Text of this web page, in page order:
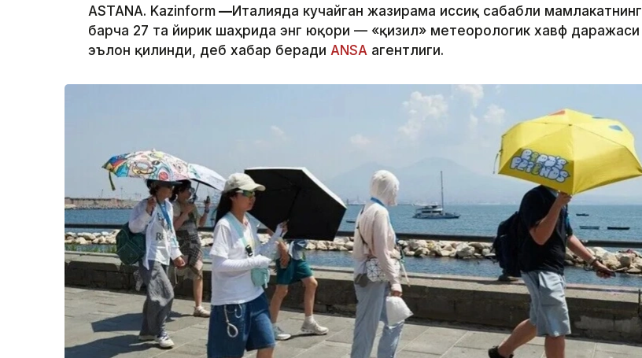
ASTANA. Kazinform —Италияда кучайган жазирама иссиқ сабабли мамлакатнинг
барча 27 та йирик шаҳрида энг юқори — «қизил» метеорологик хавф даражаси
эълон қилинди, деб хабар беради ANSA агентлиги.